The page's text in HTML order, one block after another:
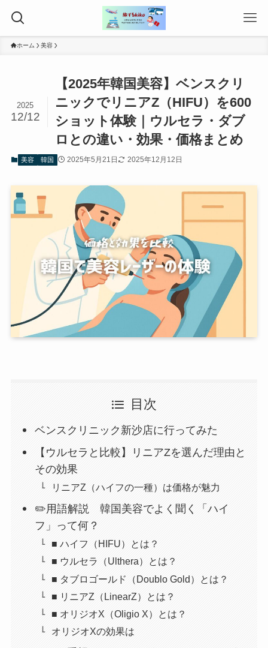
ホーム 美容
【2025年韓国美容】ベンスクリ
ニックでリニアZ（HIFU）を600
ショット体験｜ウルセラ・ダブ
ロとの違い・効果・価格まとめ
2025
12/12
美容 韓国 2025年5月21日 2025年12月12日
目次
ベンスクリニック新沙店に行ってみた
【ウルセラと比較】リニアZを選んだ理由と
その効果
リニアZ（ハイフの一種）は価格が魅力
✏️用語解説 韓国美容でよく聞く「ハイ
フ」って何？
■ ハイフ（HIFU）とは？
■ ウルセラ（Ulthera）とは？
■ タブロゴールド（Doublo Gold）とは？
■ リニアZ（LinearZ）とは？
■ オリジオX（Oligio X）とは？
オリジオXの効果は